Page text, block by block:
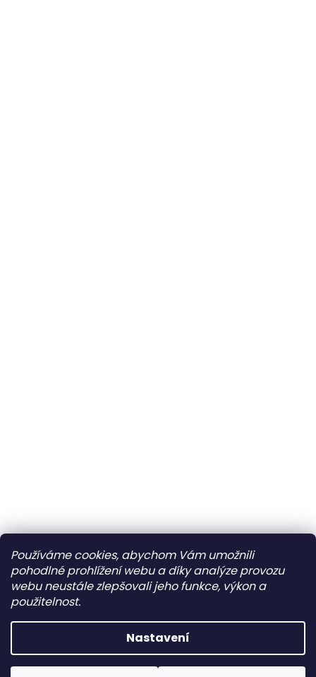
Používáme cookies, abychom Vám umožnili
pohodlné prohlížení webu a díky analýze provozu
webu neustále zlepšovali jeho funkce, výkon a
použitelnost.
Nastavení